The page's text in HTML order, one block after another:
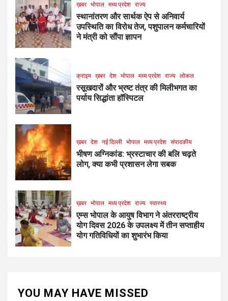
ख़बर भोपाल मध्य प्रदेश राज्य
स्थानांतरण और सार्थक ऐप से अनिवार्य
उपस्थिति का विरोध तेज, पशुपालन कर्मचारियों
ने मंत्री को सौंपा ज्ञापन
क्राइम ख़बर देश भोपाल मध्य प्रदेश राज्य लोकल
रसूखदारों और भ्रष्ट तंत्र की मिलीभगत का
पर्याय सिद्धांता हॉस्पिटल
ख़बर देश नई दिल्ली भोपाल मध्य प्रदेश संपादकीय
भीषण अग्निकांड: भ्रस्टाचार की बलि चढ़ते
लोग, क्या कभी प्रशासन लेगा सबक
ख़बर भोपाल मध्य प्रदेश राज्य स्वास्थ्य
एम्स भोपाल के आयुष विभाग ने अंतरराष्ट्रीय
योग दिवस 2026 के उपलक्ष्य में तीन सप्ताहीय
योग गतिविधियों का शुभारंभ किया
YOU MAY HAVE MISSED